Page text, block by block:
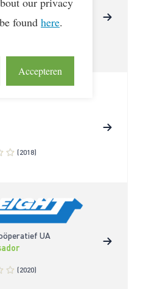
Vonk en Co. B.V.
(2018)
UA
(2020)
found here.
Accepteren